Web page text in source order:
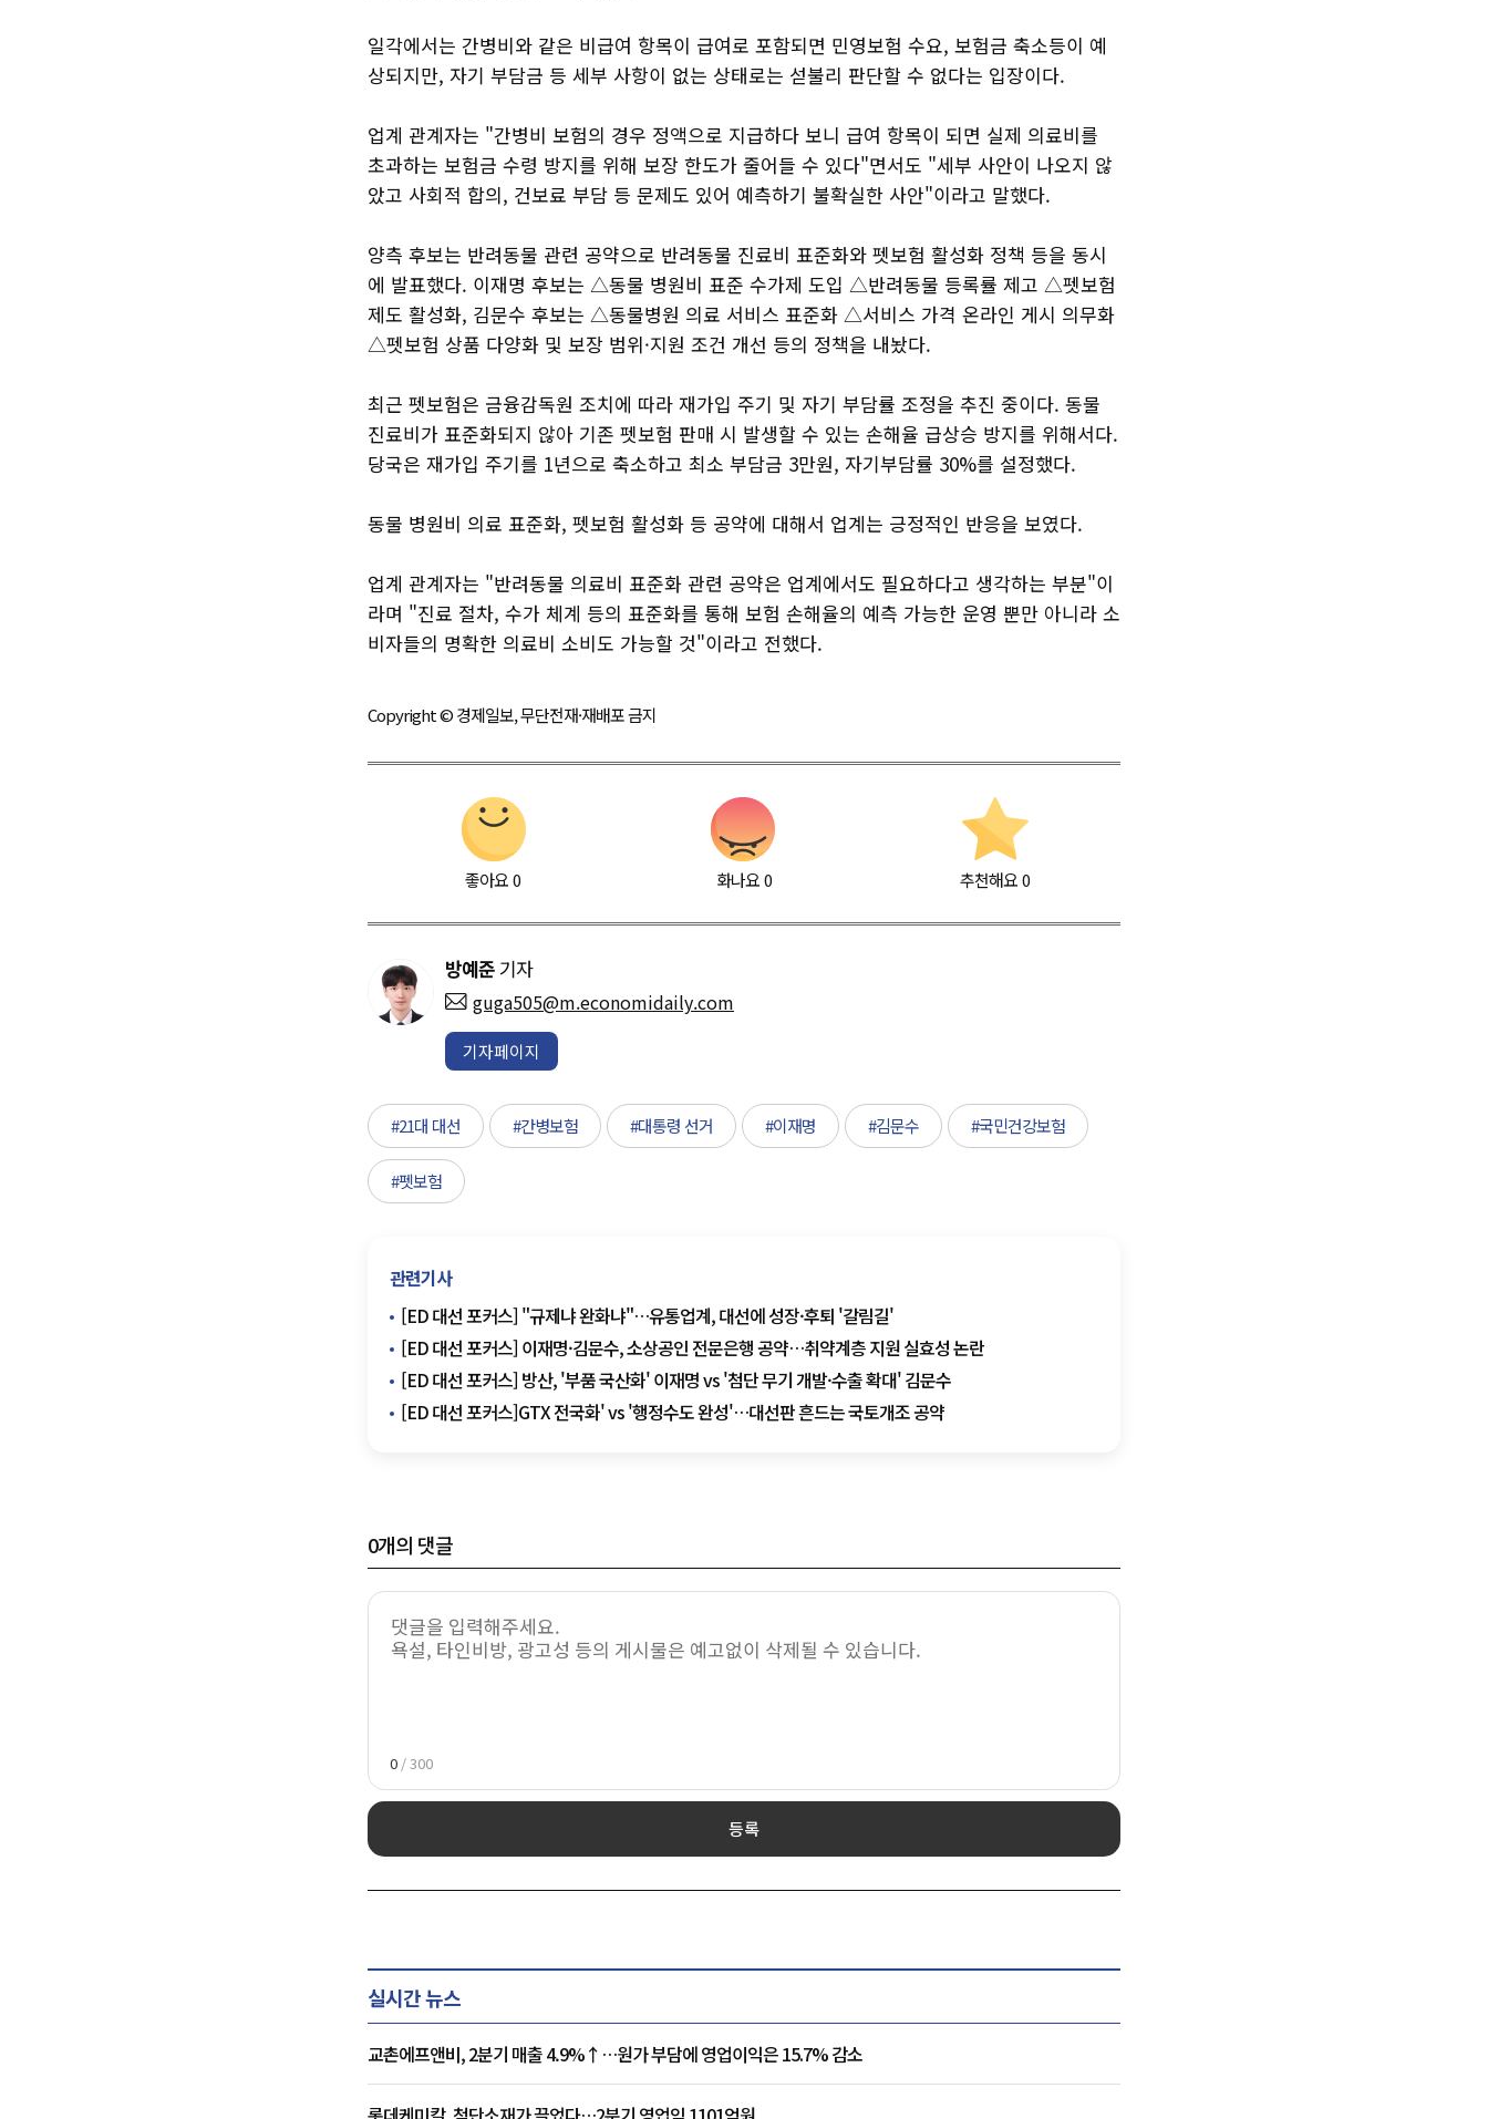
일각에서는 간병비와 같은 비급여 항목이 급여로 포함되면 민영보험 수요, 보험금 축소등이 예
상되지만, 자기 부담금 등 세부 사항이 없는 상태로는 섣불리 판단할 수 없다는 입장이다.
업계 관계자는 "간병비 보험의 경우 정액으로 지급하다 보니 급여 항목이 되면 실제 의료비를
초과하는 보험금 수령 방지를 위해 보장 한도가 줄어들 수 있다"면서도 "세부 사안이 나오지 않
았고 사회적 합의, 건보료 부담 등 문제도 있어 예측하기 불확실한 사안"이라고 말했다.
양측 후보는 반려동물 관련 공약으로 반려동물 진료비 표준화와 펫보험 활성화 정책 등을 동시
에 발표했다. 이재명 후보는 △동물 병원비 표준 수가제 도입 △반려동물 등록률 제고 △펫보험
제도 활성화, 김문수 후보는 △동물병원 의료 서비스 표준화 △서비스 가격 온라인 게시 의무화
△펫보험 상품 다양화 및 보장 범위·지원 조건 개선 등의 정책을 내놨다.
최근 펫보험은 금융감독원 조치에 따라 재가입 주기 및 자기 부담률 조정을 추진 중이다. 동물
진료비가 표준화되지 않아 기존 펫보험 판매 시 발생할 수 있는 손해율 급상승 방지를 위해서다.
당국은 재가입 주기를 1년으로 축소하고 최소 부담금 3만원, 자기부담률 30%를 설정했다.
동물 병원비 의료 표준화, 펫보험 활성화 등 공약에 대해서 업계는 긍정적인 반응을 보였다.
업계 관계자는 "반려동물 의료비 표준화 관련 공약은 업계에서도 필요하다고 생각하는 부분"이
라며 "진료 절차, 수가 체계 등의 표준화를 통해 보험 손해율의 예측 가능한 운영 뿐만 아니라 소
비자들의 명확한 의료비 소비도 가능할 것"이라고 전했다.
Copyright © 경제일보, 무단전재·재배포 금지
좋아요 0 화나요0 추천해요0
방예준 기자
guga505@m.economidaily.com
기자페이지
#21대 대선 #간병보험 #대통령 선거 #이재명 #김문수 #국민건강보험
#펫보험
관련기사
[ED 대선 포커스] "규제냐 완화냐"…유통업계, 대선에 성장·후퇴 '갈림길'
[ED 대선 포커스] 이재명·김문수, 소상공인 전문은행 공약…취약계층 지원 실효성 논란
[ED 대선 포커스] 방산, '부품 국산화' 이재명 vs '첨단 무기 개발·수출 확대' 김문수
[ED 대선 포커스]GTX 전국화' vs '행정수도 완성'…대선판 흔드는 국토개조 공약
0개의 댓글
0 / 300
등록
실시간 뉴스
교촌에프앤비, 2분기 매출 4.9%↑…원가 부담에 영업이익은 15.7% 감소